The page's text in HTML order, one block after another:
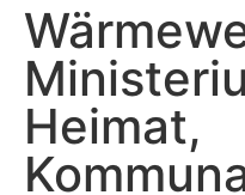
Heimat,